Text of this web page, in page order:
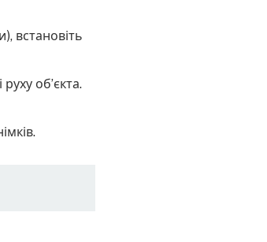
встановіть
об’єкта.